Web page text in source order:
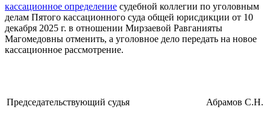
кассационное определение судебной коллегии по уголовным
делам Пятого кассационного суда общей юрисдикции от 10
декабря 2025 г. в отношении Мирзаевой Равганияты
Магомедовны отменить, а уголовное дело передать на новое
кассационное рассмотрение.
Председательствующий судья Абрамов С.Н.